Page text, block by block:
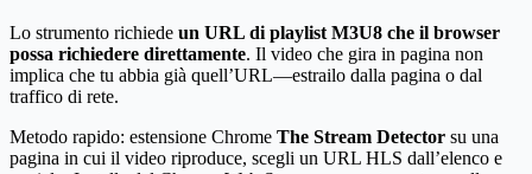
Lo strumento richiede un URL di playlist M3U8 che il browser
possa richiedere direttamente. Il video che gira in pagina non
implica che tu abbia già quell’URL—estrailo dalla pagina o dal
traffico di rete.
Metodo rapido: estensione Chrome The Stream Detector su una
pagina in cui il video riproduce, scegli un URL HLS dall’elenco e